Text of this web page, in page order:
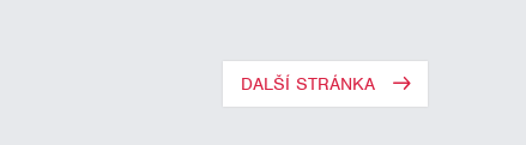
DALŠÍ STRÁNKA